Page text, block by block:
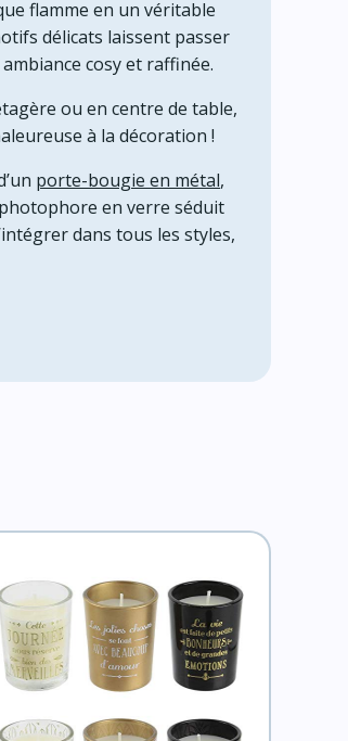
flamme en un véritable
délicats laissent passer
cosy et raffinée.
ou en centre de table,
à la décoration !
porte-bougie en métal,
en verre séduit
dans tous les styles,